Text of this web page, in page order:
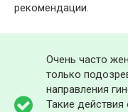
рекомендации.
Очень часто
только
направления
Такие